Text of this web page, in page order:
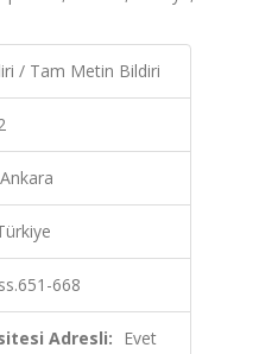
/ Tam Metin Bildiri
Ankara
ss.651-668
Adresli: Evet